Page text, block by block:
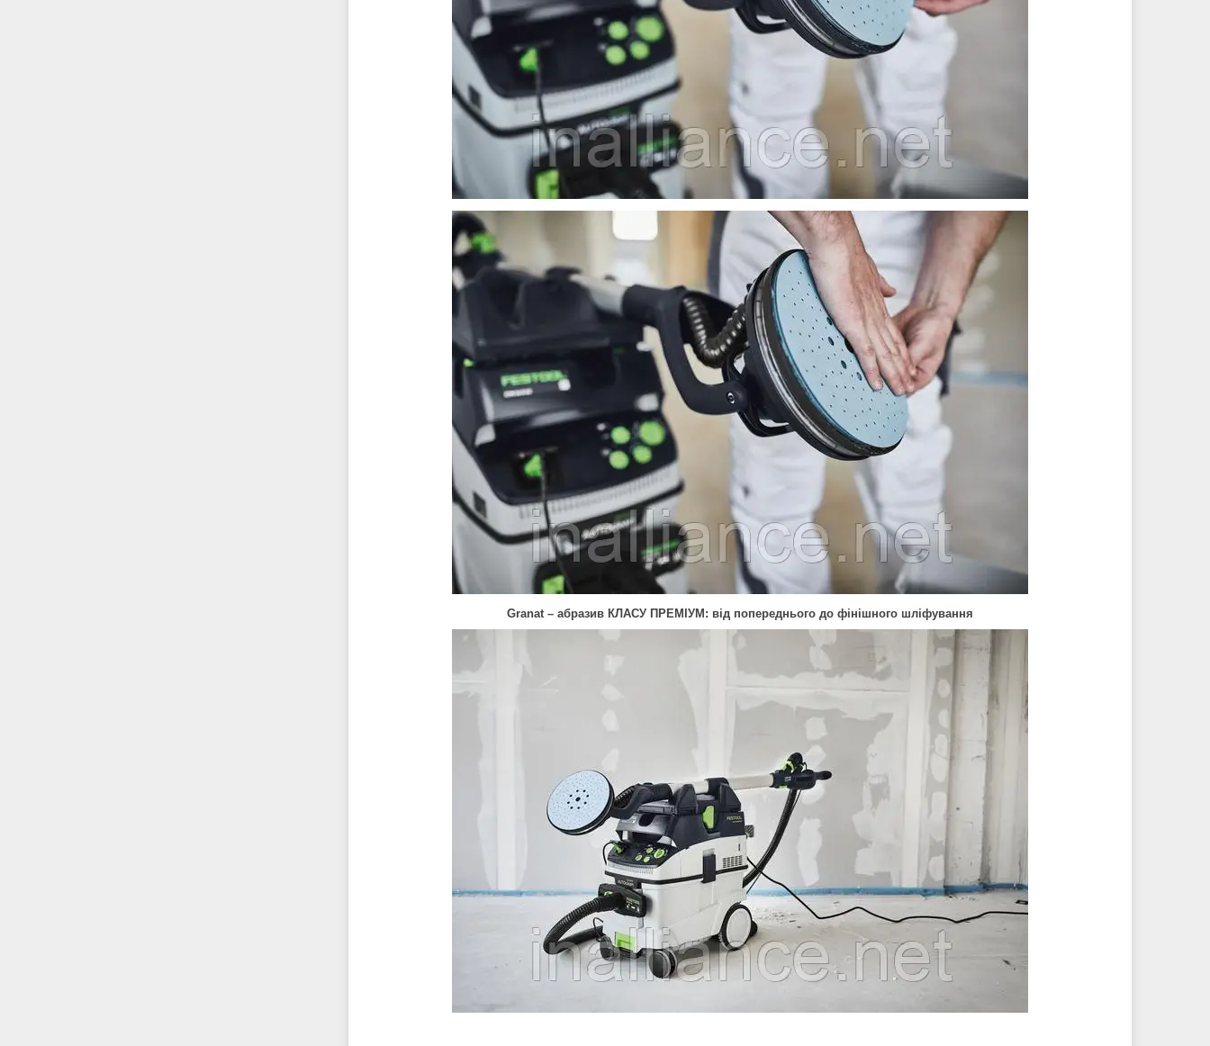
Granat – абразив КЛАСУ ПРЕМІУМ: від попереднього до фінішного шліфування